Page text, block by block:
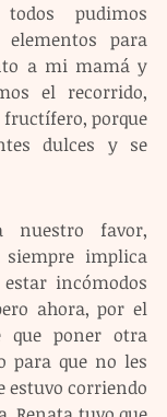
pudimos
elementos para
a mi mamá y
el recorrido,
fructífero, porque
dulces y se
favor,
siempre implica
incómodos
ahora, por el
que poner otra
para que no les
estuvo corriendo